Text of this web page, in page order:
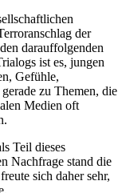
der
darauffolgenden
ist es, jungen
Gefühle,
zu Themen, die
Medien oft
Teil dieses
Nachfrage stand die
sich daher sehr,